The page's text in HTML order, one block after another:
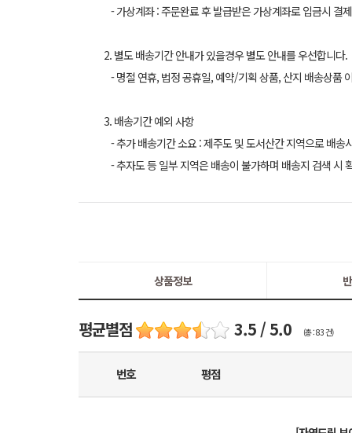
- 가상계좌 : 주문완료 후 발급받은 가상계좌로 입금시
2. 별도 배송기간 안내가 있을경우 별도 안내를 우선합니다.
- 명절 연휴, 법정 공휴일, 예약/기획 상품, 산지 배송상품
3. 배송기간 예외 사항
- 추가 배송기간 소요 : 제주도 및 도서산간 지역으로 배
- 추자도 등 일부 지역은 배송이 불가하며 배송지 검색 시
상품정보
평균별점 3.5 / 5.0 (총 : 83 건)
번호 평점